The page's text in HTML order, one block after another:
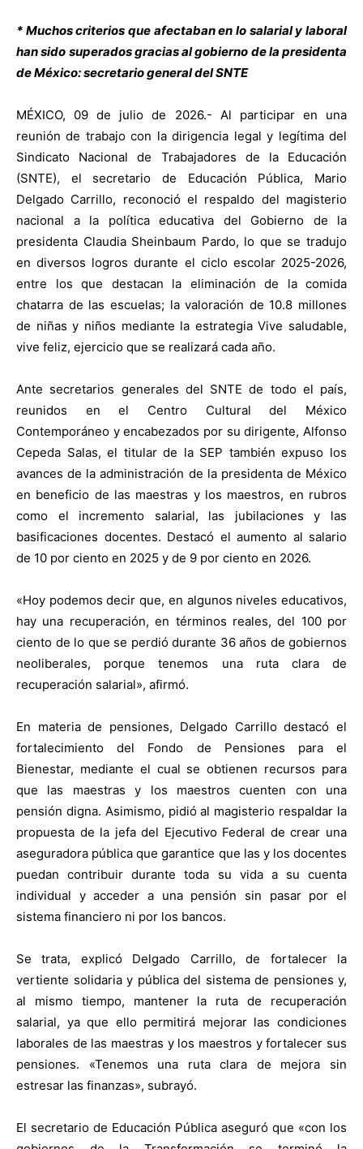
* Muchos criterios que afectaban en lo salarial y laboral
han sido superados gracias al gobierno de la presidenta
de México: secretario general del SNTE
MÉXICO, 09 de julio de 2026.- Al participar en una
reunión de trabajo con la dirigencia legal y legítima del
Sindicato Nacional de Trabajadores de la Educación
(SNTE), el secretario de Educación Pública, Mario
Delgado Carrillo, reconoció el respaldo del magisterio
nacional a la política educativa del Gobierno de la
presidenta Claudia Sheinbaum Pardo, lo que se tradujo
en diversos logros durante el ciclo escolar 2025-2026,
entre los que destacan la eliminación de la comida
chatarra de las escuelas; la valoración de 10.8 millones
de niñas y niños mediante la estrategia Vive saludable,
vive feliz, ejercicio que se realizará cada año.
Ante secretarios generales del SNTE de todo el país,
reunidos en el Centro Cultural del México
Contemporáneo y encabezados por su dirigente, Alfonso
Cepeda Salas, el titular de la SEP también expuso los
avances de la administración de la presidenta de México
en beneficio de las maestras y los maestros, en rubros
como el incremento salarial, las jubilaciones y las
basificaciones docentes. Destacó el aumento al salario
de 10 por ciento en 2025 y de 9 por ciento en 2026.
«Hoy podemos decir que, en algunos niveles educativos,
hay una recuperación, en términos reales, del 100 por
ciento de lo que se perdió durante 36 años de gobiernos
neoliberales, porque tenemos una ruta clara de
recuperación salarial», afirmó.
En materia de pensiones, Delgado Carrillo destacó el
fortalecimiento del Fondo de Pensiones para el
Bienestar, mediante el cual se obtienen recursos para
que las maestras y los maestros cuenten con una
pensión digna. Asimismo, pidió al magisterio respaldar la
propuesta de la jefa del Ejecutivo Federal de crear una
aseguradora pública que garantice que las y los docentes
puedan contribuir durante toda su vida a su cuenta
individual y acceder a una pensión sin pasar por el
sistema financiero ni por los bancos.
Se trata, explicó Delgado Carrillo, de fortalecer la
vertiente solidaria y pública del sistema de pensiones y,
al mismo tiempo, mantener la ruta de recuperación
salarial, ya que ello permitirá mejorar las condiciones
laborales de las maestras y los maestros y fortalecer sus
pensiones. «Tenemos una ruta clara de mejora sin
estresar las finanzas», subrayó.
El secretario de Educación Pública aseguró que «con los